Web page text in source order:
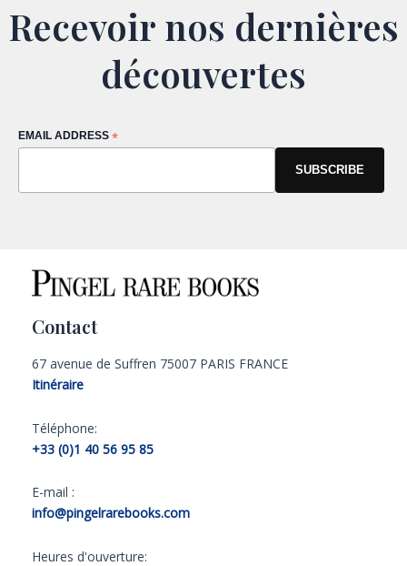
Recevoir nos dernières
découvertes
EMAIL ADDRESS *
Contact
67 avenue de Suffren 75007 PARIS FRANCE
Itinéraire
Téléphone:
+33 (0)1 40 56 95 85
E-mail :
info@pingelrarebooks.com
Heures d'ouverture: